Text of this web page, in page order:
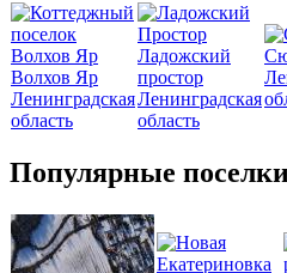
Волхов Яр
Ленинградская
область
Ладожский
простор
Ленинградская
область
Популярные